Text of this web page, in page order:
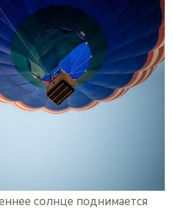
солнце поднимается